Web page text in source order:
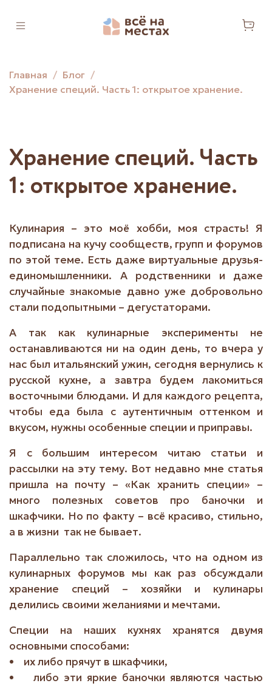
Главная
Блог
Хранение специй. Часть 1: открытое хранение.
Хранение специй. Часть
1: открытое хранение.
Кулинария – это моё хобби, моя страсть! Я
подписана на кучу сообществ, групп и форумов
по этой теме. Есть даже виртуальные друзья-
единомышленники. А родственники и даже
случайные знакомые давно уже добровольно
стали подопытными – дегустаторами.
А так как кулинарные эксперименты не
останавливаются ни на один день, то вчера у
нас был итальянский ужин, сегодня вернулись к
русской кухне, а завтра будем лакомиться
восточными блюдами. И для каждого рецепта,
чтобы еда была с аутентичным оттенком и
вкусом, нужны особенные специи и приправы.
Я с большим интересом читаю статьи и
рассылки на эту тему. Вот недавно мне статья
пришла на почту – «Как хранить специи» –
много полезных советов про баночки и
шкафчики. Но по факту – всё красиво, стильно,
а в жизни так не бывает.
Параллельно так сложилось, что на одном из
кулинарных форумов мы как раз обсуждали
хранение специй – хозяйки и кулинары
делились своими желаниями и мечтами.
Специи на наших кухнях хранятся двумя
основными способами:
• их либо прячут в шкафчики,
• либо эти яркие баночки являются частью